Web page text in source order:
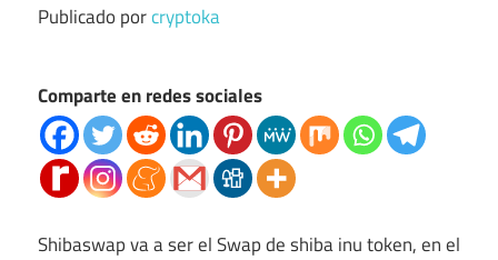
Publicado porcryptoka
Comparte en redes sociales
Shibaswap va a ser el Swap de shiba inu token, en el